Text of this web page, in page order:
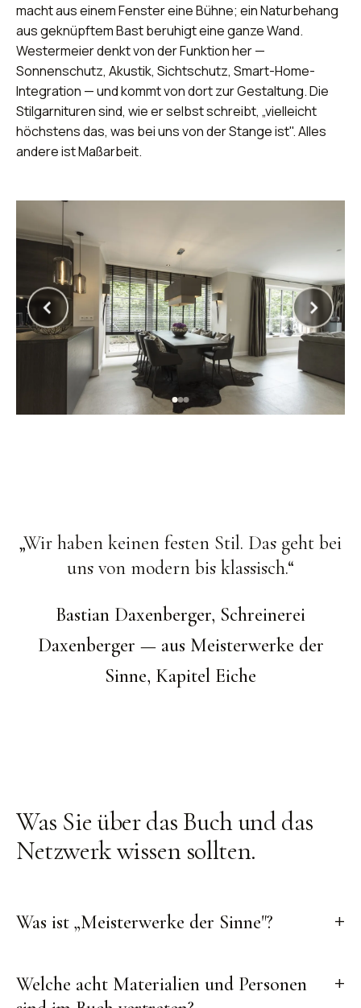
‹ ›
macht aus einem Fenster eine Bühne; ein Naturbehang
aus geknüpftem Bast beruhigt eine ganze Wand.
Westermeier denkt von der Funktion her —
Sonnenschutz, Akustik, Sichtschutz, Smart-Home-
Integration — und kommt von dort zur Gestaltung. Die
Stilgarnituren sind, wie er selbst schreibt, „vielleicht
höchstens das, was bei uns von der Stange ist". Alles
andere ist Maßarbeit.
Wir haben keinen festen Stil. Das geht bei
uns von modern bis klassisch.
Bastian Daxenberger, Schreinerei
Daxenberger — aus Meisterwerke der
Sinne, Kapitel Eiche
Was Sie über das Buchund das
Netzwerk wissen sollten.
Was ist „Meisterwerke der Sinne"?
Welche acht Materialien und Personen